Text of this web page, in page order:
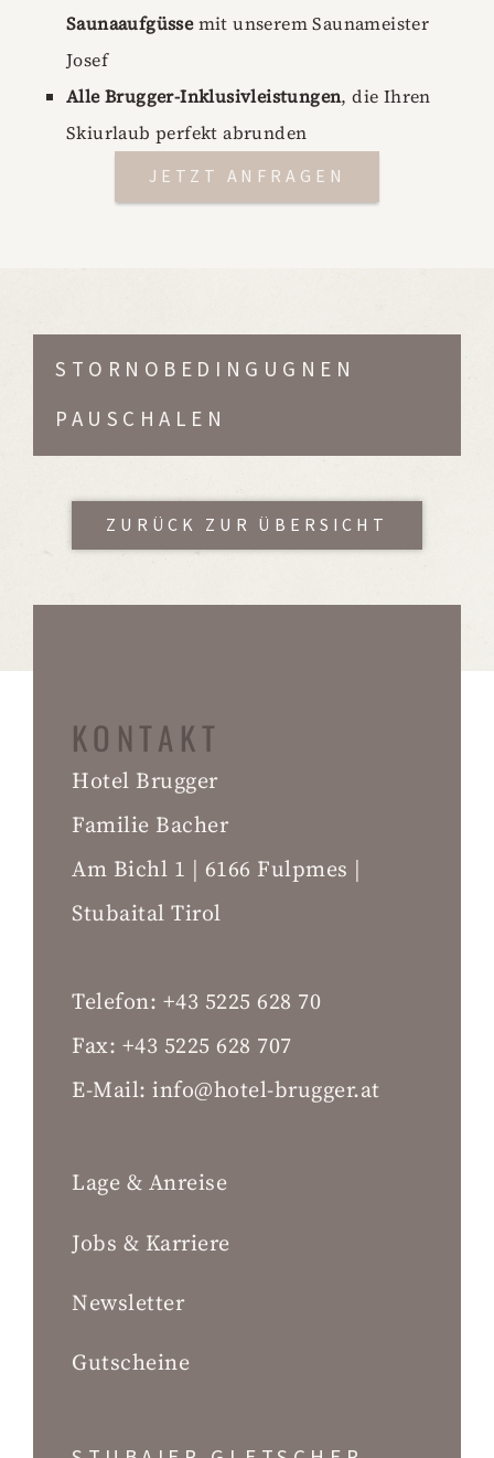
Saunaaufgüssemit unserem Saunameister
Josef
Alle Brugger-Inklusivleistungen, die Ihren
Skiurlaub perfekt abrunden
JETZT ANFRAGEN
STORNOBEDINGUGNEN
PAUSCHALEN
ZURÜCK ZUR ÜBERSICHT
KONTAKT
Hotel Brugger
Familie Bacher
Am Bichl 1 | 6166 Fulpmes |
Stubaital Tirol
Telefon: +43 5225 628 70
Fax: +43 5225 628 707
E-Mail: info@hotel-brugger.at
Lage & Anreise
Jobs & Karriere
Newsletter
Gutscheine